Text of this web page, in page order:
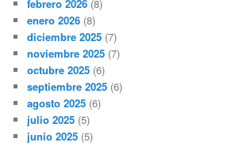
febrero 2026 (8)
enero 2026 (8)
diciembre 2025 (7)
noviembre 2025 (7)
octubre 2025 (6)
septiembre 2025 (6)
agosto 2025 (6)
julio 2025 (5)
junio 2025 (5)